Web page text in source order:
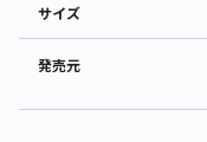
サイズ
発売元